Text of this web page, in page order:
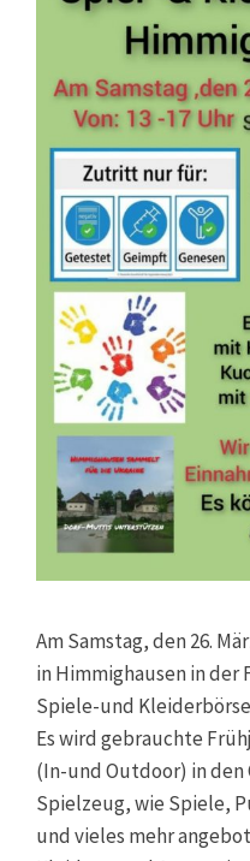
Am Samstag, den 26.
in Himmighausen in der
Spiele-und
Es wird gebrauchte
(In-und Outdoor) in den
Spielzeug, wie Spiele,
und vieles mehr